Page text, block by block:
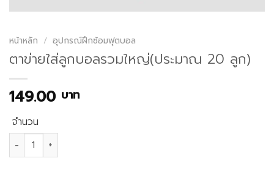
หน้าหลัก / อุปกรณ์ฝึกซ้อมฟุตบอล
ตาข่ายใส่ลูกบอลรวมใหญ่(ประมาณ 20 ลูก)
149.00 บาท
จำนวน
จำนวน ตาข่ายใส่ลูกบอลรวมใหญ่(ประมาณ 20 ลูก) ชิ้น